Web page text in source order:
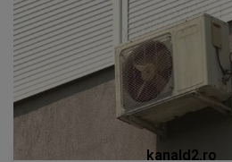
kanald2.ro